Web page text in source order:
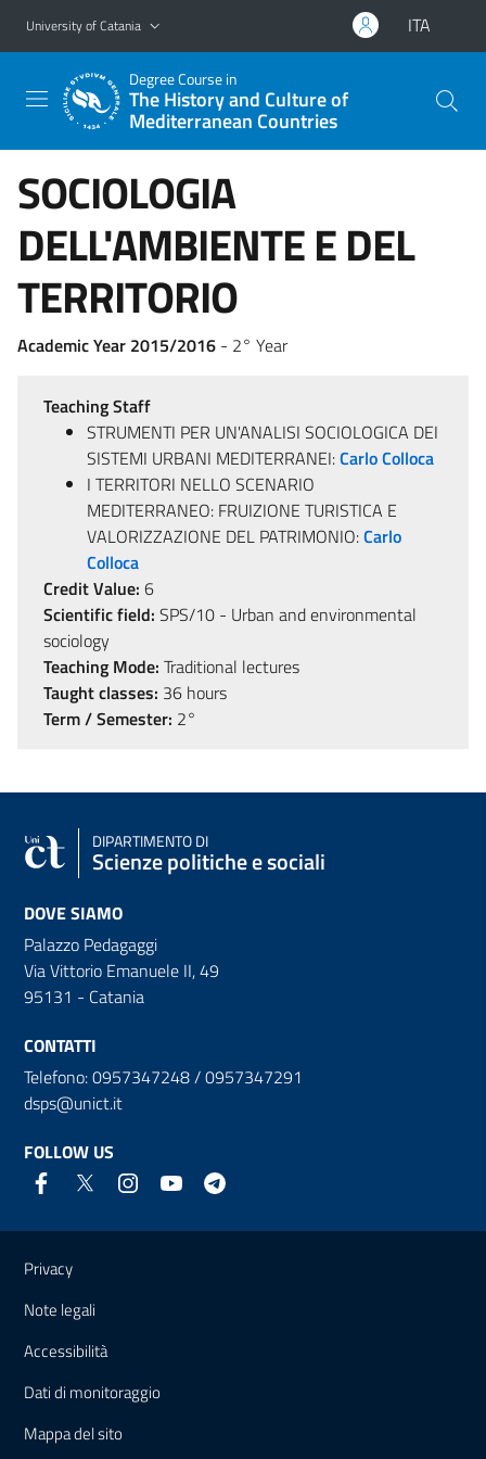
Go to main content
Go to navigation menu
University of Catania ITA
Degree Course in
The History and Culture of
Mediterranean Countries
SOCIOLOGIA
DELL'AMBIENTE E DEL
TERRITORIO
Academic Year 2015/2016 - 2° Year
Teaching Staff
STRUMENTI PER UN'ANALISI SOCIOLOGICA DEI
SISTEMI URBANI MEDITERRANEI:Carlo Colloca
I TERRITORI NELLO SCENARIO
MEDITERRANEO: FRUIZIONE TURISTICA E
VALORIZZAZIONE DEL PATRIMONIO:Carlo
Colloca
Credit Value: 6
Scientific field: SPS/10 - Urban and environmental
sociology
Teaching Mode: Traditional lectures
Taught classes: 36 hours
Term / Semester: 2°
DIPARTIMENTO DI
Scienze politiche e sociali
DOVE SIAMO
Palazzo Pedagaggi
Via Vittorio Emanuele II, 49
95131 - Catania
CONTATTI
Telefono: 0957347248 / 0957347291
dsps@unict.it
FOLLOW US
Useful links and information
Privacy
Note legali
Accessibilità
Dati di monitoraggio
Mappa del sito